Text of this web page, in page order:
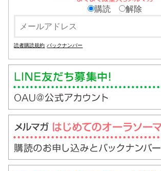
購読 解除
読者購読規約 バックナンバー